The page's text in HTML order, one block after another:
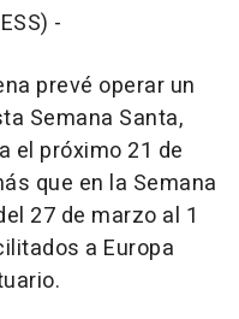
-
prevé operar un
Semana Santa,
el próximo 21 de
que en la Semana
27 de marzo al 1
a Europa